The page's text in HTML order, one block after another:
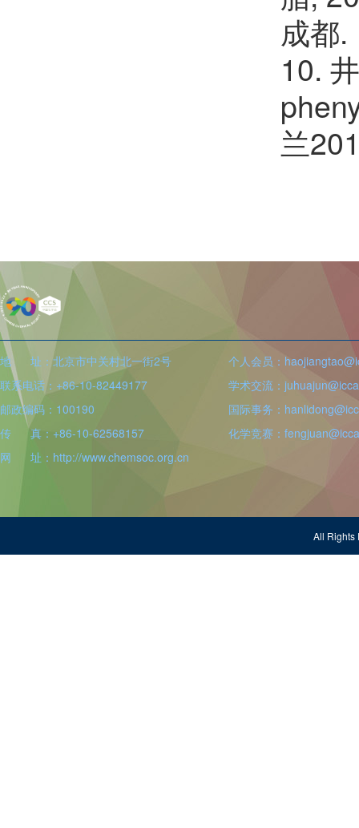
成都.
10.
兰
地 址：北京市中关村北一街2号
联系电话：+86-10-82449177
邮政编码：100190
传 真：+86-10-62568157
网 址：http://www.chemsoc.org.cn
个人会员：
学术交流：
国际事务：
化学竞赛：
All Rights